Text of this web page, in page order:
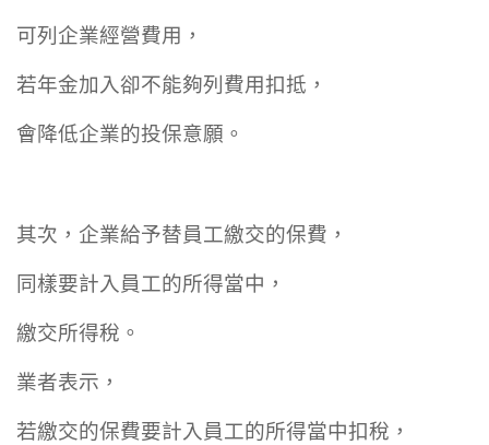
可列企業經營費用，
若年金加入卻不能夠列費用扣抵，
會降低企業的投保意願。
其次，企業給予替員工繳交的保費，
同樣要計入員工的所得當中，
繳交所得稅。
業者表示，
若繳交的保費要計入員工的所得當中扣稅，